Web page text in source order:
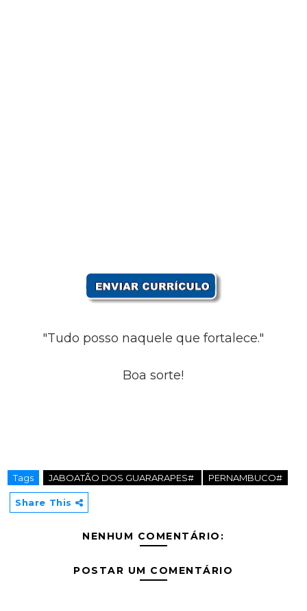
"Tudo posso naquele que fortalece."
Boa sorte!
Tags JABOATÃO DOS GUARARAPES# PERNAMBUCO#
Share This
NENHUM COMENTÁRIO:
POSTAR UM COMENTÁRIO